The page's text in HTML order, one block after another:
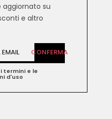
aggiornato su
e altro
CONFERMA
termini e le
d'uso